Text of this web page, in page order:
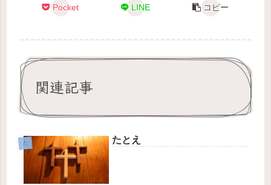
Pocket LINE コピー
関連記事
た たとえ